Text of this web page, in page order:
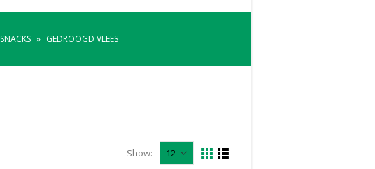
SNACKS » GEDROOGD VLEES
Show: